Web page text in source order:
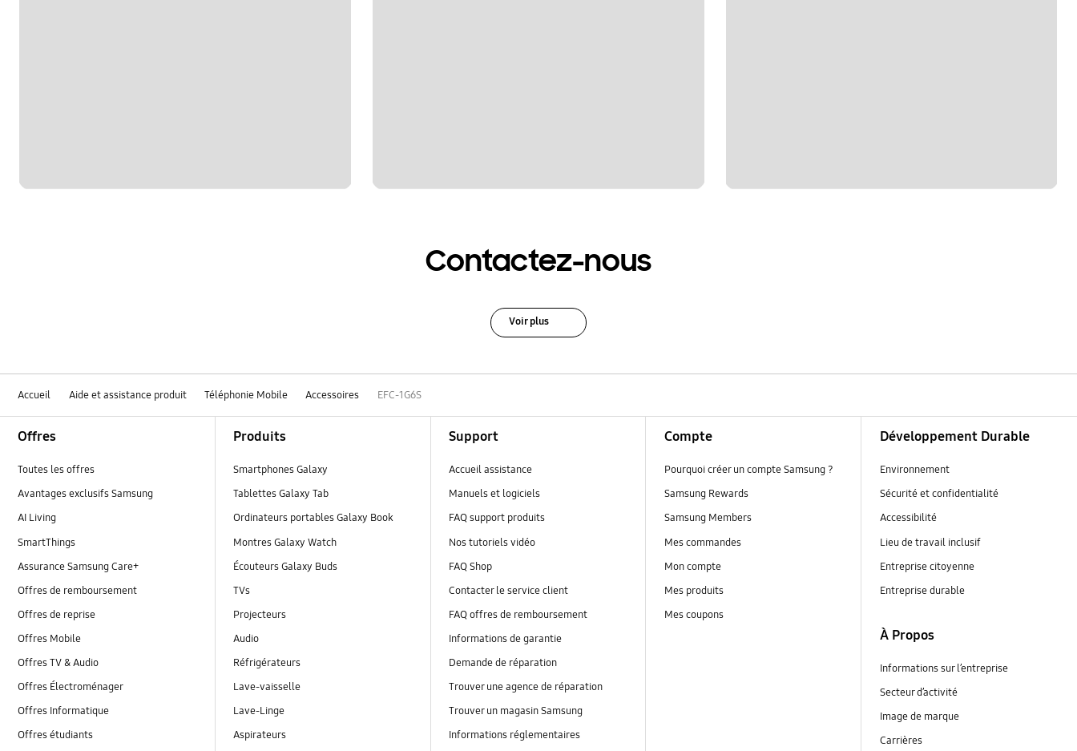
Contactez-nous
Voir plus
Accueil Aide et assistance produit Téléphonie Mobile Accessoires EFC-1G6S
Offres
Toutes les offres
Avantages exclusifs Samsung
AI Living
SmartThings
Assurance Samsung Care+
Offres de remboursement
Offres de reprise
Offres Mobile
Offres TV & Audio
Offres Électroménager
Offres Informatique
Offres étudiants
Produits
Smartphones Galaxy
Tablettes Galaxy Tab
Ordinateurs portables Galaxy Book
Montres Galaxy Watch
Écouteurs Galaxy Buds
TVs
Projecteurs
Audio
Réfrigérateurs
Lave-vaisselle
Lave-Linge
Aspirateurs
Support
Accueil assistance
Manuels et logiciels
FAQ support produits
Nos tutoriels vidéo
FAQ Shop
Contacter le service client
FAQ offres de remboursement
Informations de garantie
Demande de réparation
Trouver une agence de réparation
Trouver un magasin Samsung
Informations réglementaires
Compte
Pourquoi créer un compte Samsung ?
Samsung Rewards
Samsung Members
Mes commandes
Mon compte
Mes produits
Mes coupons
Développement Durable
Environnement
Sécurité et confidentialité
Accessibilité
Lieu de travail inclusif
Entreprise citoyenne
Entreprise durable
À Propos
Informations sur l’entreprise
Secteur d’activité
Image de marque
Carrières